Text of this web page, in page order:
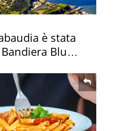
è stata
Blu